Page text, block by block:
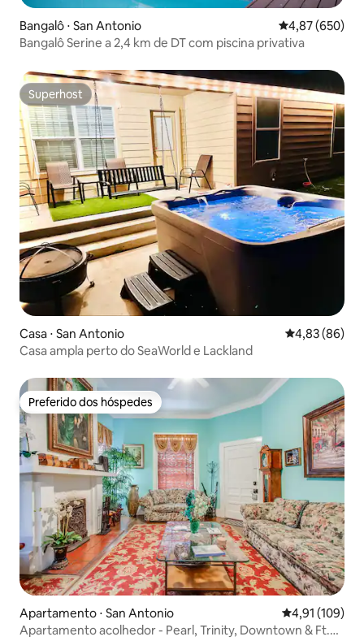
Bangalô ⋅ San Antonio 4,87 de uma
4,87 (650)
Bangalô Serine a 2,4 km de DT com piscina privativa
Superhost
Superhost
Casa ⋅ San Antonio 4,83 de uma
4,83 (86)
Casa ampla perto do SeaWorld e Lackland
Preferido dos hóspedes
Preferido dos hóspedes
Apartamento ⋅ San Antonio 4,91 de uma
4,91 (109)
Apartamento acolhedor - Pearl, Trinity, Downtown & Ft.